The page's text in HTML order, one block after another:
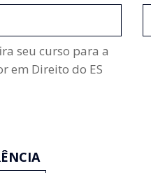
seu curso para a
em Direito do ES